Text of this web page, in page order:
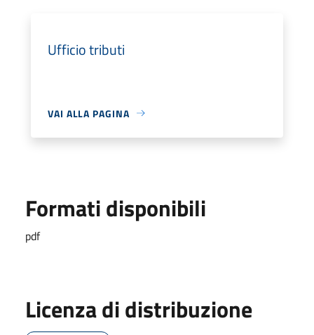
Ufficio tributi
VAI ALLA PAGINA
Formati disponibili
pdf
Licenza di distribuzione